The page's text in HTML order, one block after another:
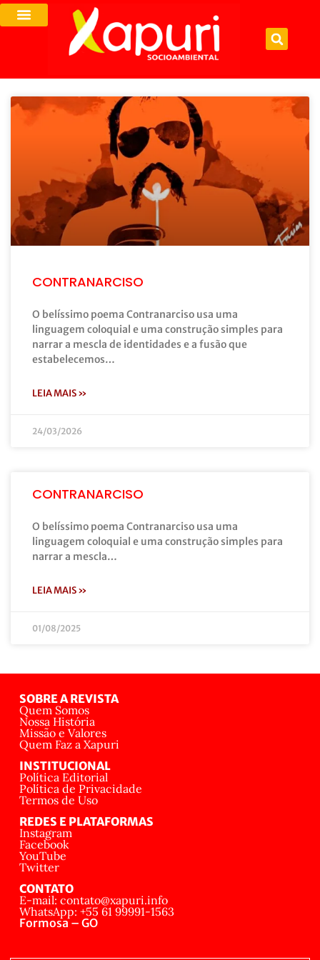
CONTRANARCISO
O belíssimo poema Contranarciso usa uma
linguagem coloquial e uma construção simples para
narrar a mescla de identidades e a fusão que
estabelecemos…
LEIA MAIS »
24/03/2026
CONTRANARCISO
O belíssimo poema Contranarciso usa uma
linguagem coloquial e uma construção simples para
narrar a mescla…
LEIA MAIS »
01/08/2025
SOBRE A REVISTA
Quem Somos
Nossa História
Missão e Valores
Quem Faz a Xapuri
INSTITUCIONAL
Política Editorial
Política de Privacidade
Termos de Uso
REDES E PLATAFORMAS
Instagram
Facebook
YouTube
Twitter
CONTATO
E-mail: contato@xapuri.info
WhatsApp: +55 61 99991-1563
Formosa – GO